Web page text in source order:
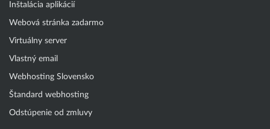
Inštalácia aplikácií
Webová stránka zadarmo
Virtuálny server
Vlastný email
Webhosting Slovensko
Štandard webhosting
Odstúpenie od zmluvy